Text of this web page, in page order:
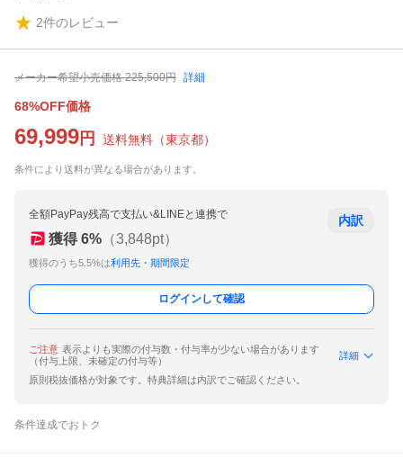
2件のレビュー
メーカー希望小売価格 225,500円 詳細
68%OFF価格
69,999 円 送料無料 （東京都）
条件により送料が異なる場合があります。
全額PayPay残高で支払い&LINEと連携で
獲得 6% （3,848pt）
獲得のうち5.5%は利用先・期間限定
内訳
ログインして確認
ご注意 表示よりも実際の付与数・付与率が少ない場合があります
（付与上限、未確定の付与等）
詳細
原則税抜価格が対象です。特典詳細は内訳でご確認ください。
条件達成でおトク